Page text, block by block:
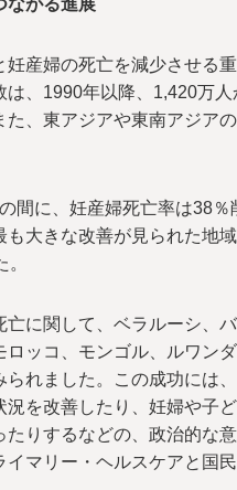
ながる進展
妊産婦の死亡を減少させる
は、1990年以降、1,420万
た、東アジアや東南アジア
間に、妊産婦死亡率は38
も大きな改善が見られた地
亡に関して、ベラルーシ、
ロッコ、モンゴル、ルワン
られました。この成功には
況を改善したり、妊婦や子
たりするなどの、政治的な
イマリー・ヘルスケアと国